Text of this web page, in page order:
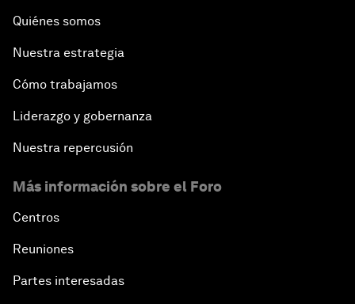
Quiénes somos
Nuestra estrategia
Cómo trabajamos
Liderazgo y gobernanza
Nuestra repercusión
Más información sobre el Foro
Centros
Reuniones
Partes interesadas